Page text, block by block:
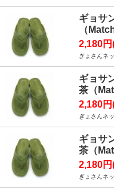
ギョサ
（
2,180
ぎょさんネ
ギョサ
茶（
2,180
ぎょさんネ
ギョサ
茶（
2,180
ぎょさんネ